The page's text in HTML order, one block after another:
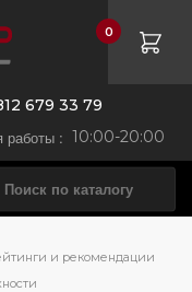
679 33 79
работы : 10:00-20:00
0
и рекомендации